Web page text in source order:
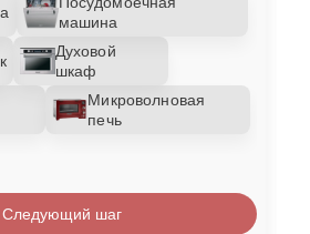
машина
Духовой
шкаф
Микроволновая
печь
Следующий шаг